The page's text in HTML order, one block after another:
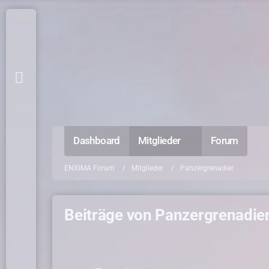
Dashboard Mitglieder Forum
ENIGMA Forum Mitglieder Panzergrenadier
Beiträge von